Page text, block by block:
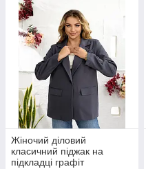
Жіночий діловий
класичний піджак на
підкладці графіт